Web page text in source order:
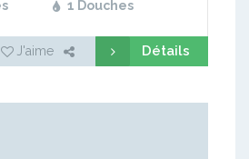
1 Douches
J'aime Détails